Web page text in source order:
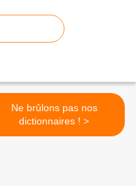
Ne brûlons pas nos
dictionnaires ! >